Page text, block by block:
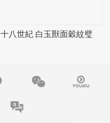
十八世紀 白玉獸面穀紋璧